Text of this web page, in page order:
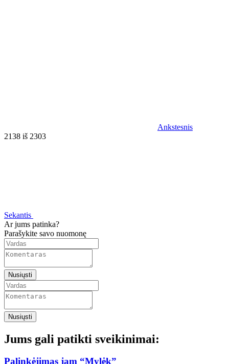
Ankstesnis
2138 iš 2303
Sekantis
Ar jums patinka?
Parašykite savo nuomonę
Nusiųsti
Nusiųsti
Jums gali patikti sveikinimai:
Palinkėjimas jam “Mylėk”